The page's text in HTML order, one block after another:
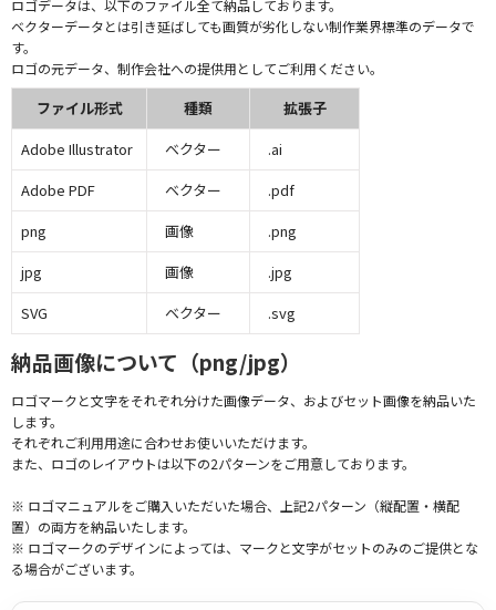
ロゴデータは、以下のファイル全て納品しております。
ベクターデータとは引き延ばしても画質が劣化しない制作業界標準のデータで
す。
ロゴの元データ、制作会社への提供用としてご利用ください。
ファイル形式 種類
拡張子
Adobe Illustrator
ベクター
.ai
Adobe PDF
ベクター
.pdf
png
画像
.png
jpg
画像
.jpg
SVG
ベクター .svg
納品画像について（png/jpg）
ロゴマークと文字をそれぞれ分けた画像データ、およびセット画像を納品いた
します。
それぞれご利用用途に合わせお使いいただけます。
また、ロゴのレイアウトは以下の2パターンをご用意しております。
※ ロゴマニュアルをご購入いただいた場合、上記2パターン（縦配置・横配
置）の両方を納品いたします。
※ ロゴマークのデザインによっては、マークと文字がセットのみのご提供とな
る場合がございます。